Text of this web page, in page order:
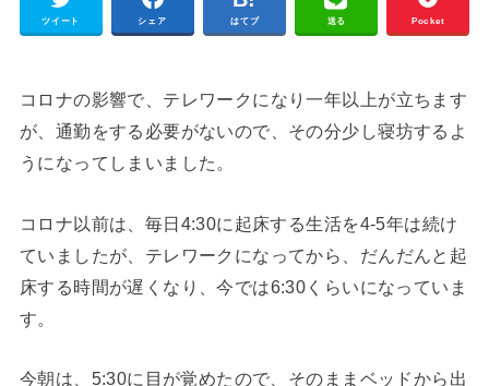
ツイート シェア はてブ 送る Pocket
コロナの影響で、テレワークになり一年以上が立ちます
が、通勤をする必要がないので、その分少し寝坊するよ
うになってしまいました。
コロナ以前は、毎日4:30に起床する生活を4-5年は続け
ていましたが、テレワークになってから、だんだんと起
床する時間が遅くなり、今では6:30くらいになっていま
す。
今朝は、5:30に目が覚めたので、そのままベッドから出